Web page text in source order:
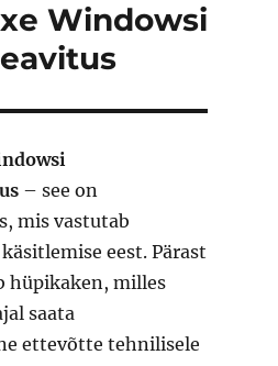
Windowsi
– see on
mis vastutab
eest. Pärast
hüpikaken, milles
saata
ettevõtte tehnilisele